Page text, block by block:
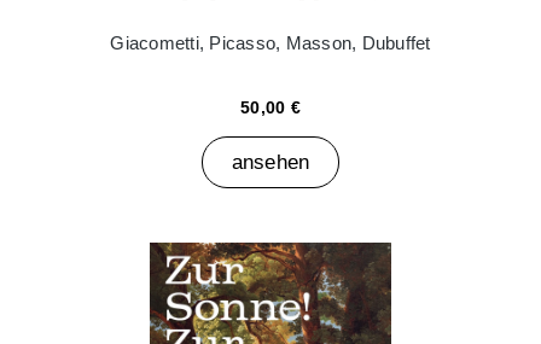
Giacometti, Picasso, Masson, Dubuffet
50,00 €
ansehen